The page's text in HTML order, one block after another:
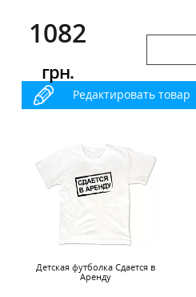
1082
грн.
Редактировать товар
Детская футболка Сдается в
Аренду